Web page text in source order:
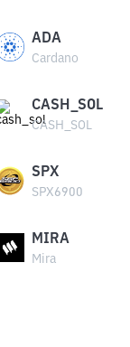
ADA
Cardano
CASH_SOL
CASH_SOL
SPX
SPX6900
MIRA
Mira